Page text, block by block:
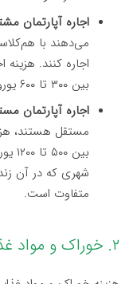
اجاره آپارتمان
می‌دهند با
اجاره کنند. هزینه
بین ۳۰۰ تا ۶۰۰ یورو در ماه است.
اجاره آپارتمان
مستقل هستند،
شهری که در آن
متفاوت است.
۲. خوراک و مواد غذایی